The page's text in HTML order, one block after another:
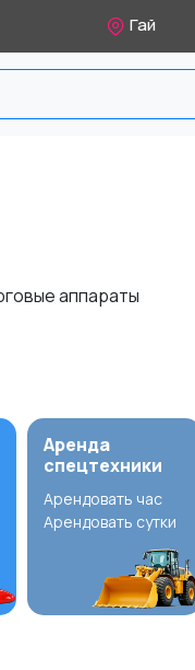
Гай
аппараты
Аренда
спецтехники
Арендовать час
Арендовать сутки